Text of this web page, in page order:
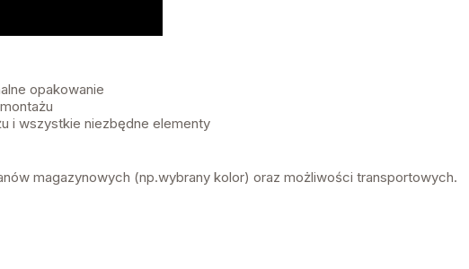
opakowanie
i wszystkie niezbędne elementy
magazynowych (np.wybrany kolor) oraz możliwości transportowych.